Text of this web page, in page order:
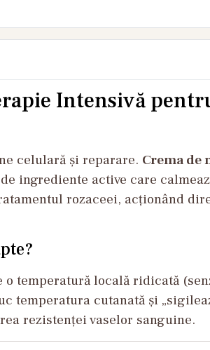
Intensivă
celulară și reparare. Crema de
ingrediente active care
rozaceei, acționând
temperatură locală ridicată
temperatura cutanată și
rezistenței vaselor sanguine.